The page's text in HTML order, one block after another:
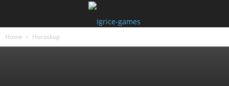
Home Horoskop